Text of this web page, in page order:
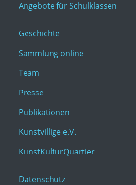
Angebote für Schulklassen
Geschichte
Sammlung online
Team
Presse
Publikationen
Kunstvillige e.V.
KunstKulturQuartier
Datenschutz